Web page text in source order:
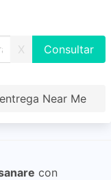
X
Near Me
con